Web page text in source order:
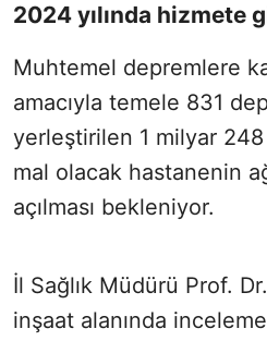
2024 yılında hizmete
Muhtemel depremlere
amacıyla temele 831
yerleştirilen 1 milyar
mal olacak hastanenin
açılması bekleniyor.
İl Sağlık Müdürü Prof.
inşaat alanında